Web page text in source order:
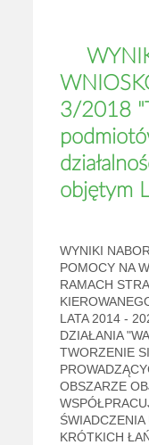
3/2018
objętym
WYNIKI
POMOCY NA
RAMACH
LATA 2014 -
DZIAŁANIA
TWORZENIE
OBSZARZE
ŚWIADCZENIA
KRÓTKICH